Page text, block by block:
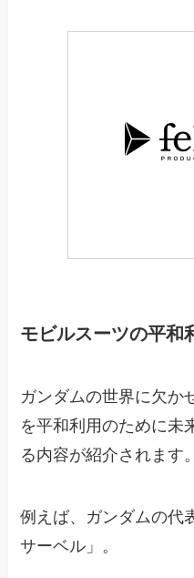
モビルスーツの平和
ガンダムの世界に欠か
を平和利用のために未
る内容が紹介されます。
例えば、ガンダムの代
サーベル」。